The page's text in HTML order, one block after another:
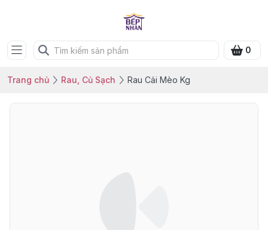
0
Trang chủ Rau, Củ Sạch Rau Cải Mèo Kg